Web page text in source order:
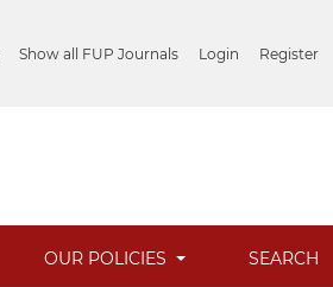
Show all FUP Journals Login Register
OUR POLICIES SEARCH